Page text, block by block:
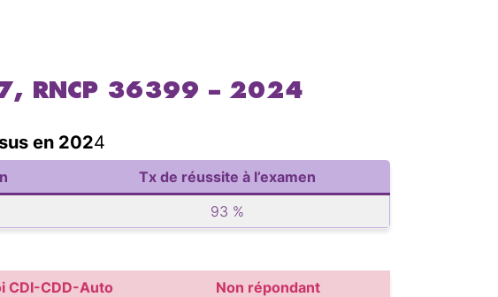
7, RNCP 36399 – 2024
en 2024
Tx de réussite à l’examen
93 %
CDI-CDD-Auto
Non répondant